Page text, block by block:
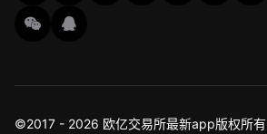
©2017 - 2026 欧亿交易所最新app版权所有